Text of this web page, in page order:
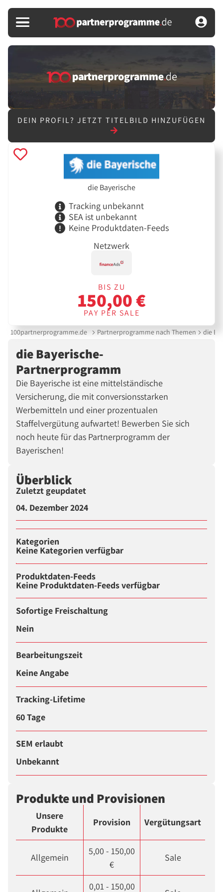
DEIN PROFIL? JETZT TITELBILD HINZUFÜGEN
die Bayerische
Tracking unbekannt
SEA ist unbekannt
Keine Produktdaten-Feeds
Netzwerk
BIS ZU
150,00 €
PAY PER SALE
100partnerprogramme.de Partnerprogramme nach Themen die
die Bayerische-
Partnerprogramm
Die Bayerische ist eine mittelständische
Versicherung, die mit conversionsstarken
Werbemitteln und einer prozentualen
Staffelvergütung aufwartet! Bewerben Sie sich
noch heute für das Partnerprogramm der
Bayerischen!
Überblick
Zuletzt geupdatet
04. Dezember 2024
Kategorien
Keine Kategorien verfügbar
Produktdaten-Feeds
Keine Produktdaten-Feeds verfügbar
Sofortige Freischaltung
Nein
Bearbeitungszeit
Keine Angabe
Tracking-Lifetime
60 Tage
SEM erlaubt
Unbekannt
Produkte und Provisionen
Unsere
Produkte
Provision Vergütungsart
Allgemein
5,00 - 150,00
€
Sale
0,01 - 150,00